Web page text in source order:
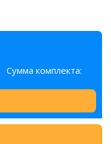
Сумма комплекта: